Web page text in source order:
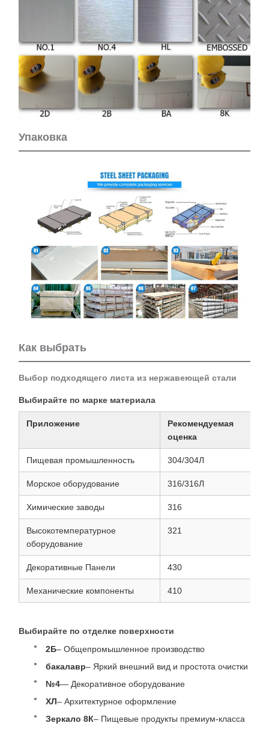
Упаковка
Как выбрать
Выбор подходящего листа из нержавеющей стали
Выбирайте по марке материала
Приложение
Рекомендуемая
оценка
Пищевая промышленность 304/304Л
Морское оборудование 316/316Л
Химические заводы 316
Высокотемпературное
оборудование
321
Декоративные Панели 430
Механические компоненты 410
Выбирайте по отделке поверхности
2Б– Общепромышленное производство
бакалавр– Яркий внешний вид и простота очистки
№4— Декоративное оборудование
ХЛ– Архитектурное оформление
Зеркало 8К– Пищевые продукты премиум-класса